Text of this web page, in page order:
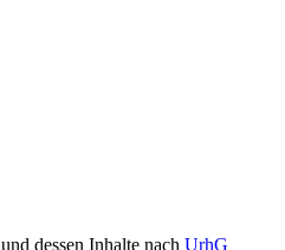
und dessen Inhalte nach UrhG